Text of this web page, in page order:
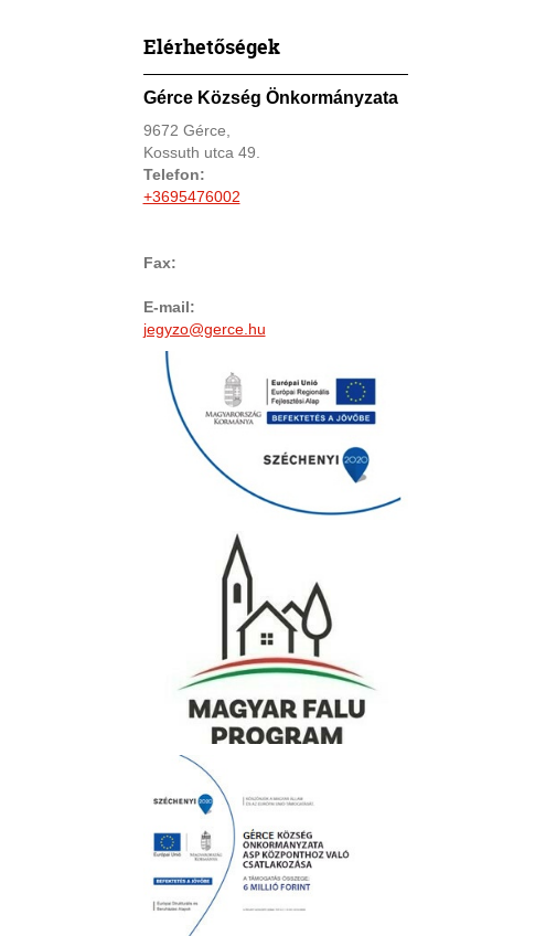
Elérhetőségek
Gérce Község Önkormányzata
9672 Gérce,
Kossuth utca 49.
Telefon:
+3695476002
Fax:
E-mail:
jegyzo@gerce.hu